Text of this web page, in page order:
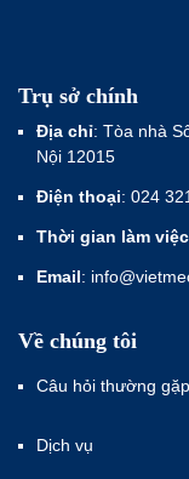
Trụ sở chính
Địa chỉ: Tòa nhà
Nội 12015
Điện thoại: 024
Thời gian làm việc
Email:
Về chúng tôi
Câu hỏi thường gặp
Dịch vụ